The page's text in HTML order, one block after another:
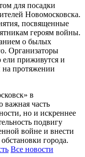
для посадки
Новомосковска.
посвященные
героям войны.
о былых
Организаторы
ели приживутся и
на протяжении
в
важная часть
но и искреннее
подвигу
войне и внести
города.
Все новости